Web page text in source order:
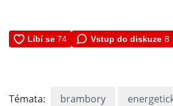
Vstup do diskuze 8
Témata: brambory